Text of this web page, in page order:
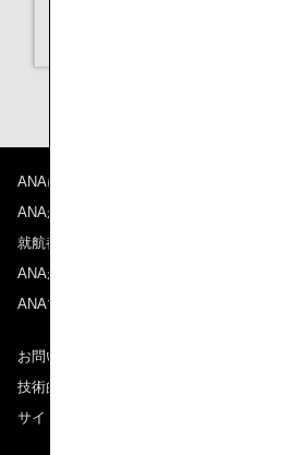
ANAについて
ANAからのお知らせ
就航都市
ANAがお約束する体験
ANAマイレージクラブ
お問い合わせ
技術的なお問い合わせ（推奨環境）
サイトマップ